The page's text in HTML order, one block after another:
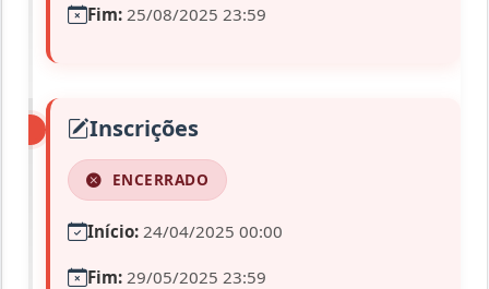
Fim: 25/08/2025 23:59
Inscrições
ENCERRADO
Início: 24/04/2025 00:00
Fim: 29/05/2025 23:59